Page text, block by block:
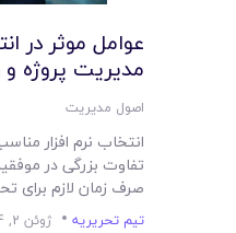
عوامل موثر در
مدیریت پروژه و
اصول مدیریت
انتخاب نرم افزار
تفاوت بزرگی در
صرف زمان لازم برای
تیم تحریریه ژوئن 2, 2024